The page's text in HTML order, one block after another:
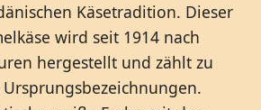
Käsetradition. Dieser
wird seit 1914 nach
hergestellt und zählt zu